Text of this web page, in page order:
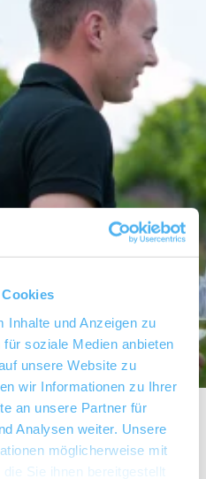
Inhalte und Anzeigen zu
soziale Medien anbieten
unsere Website zu
wir Informationen zu Ihrer
an unsere Partner für
Analysen weiter. Unsere
möglicherweise mit
Sie ihnen bereitgestellt